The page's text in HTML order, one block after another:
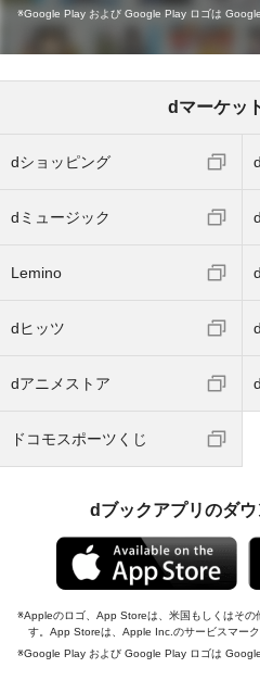
Google Play および Google Play ロゴは Google
dマーケッ
dショッピング
dミュージック
Lemino
dヒッツ
dアニメストア
ドコモスポーツくじ
dブックアプリのダ
Appleのロゴ、App Storeは、米国もしくはそ
す。App Storeは、Apple Inc.のサービスマーク
Google Play および Google Play ロゴは Google